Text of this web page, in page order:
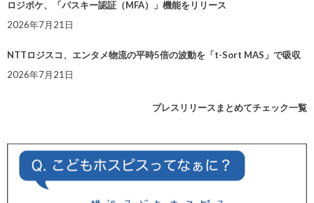
ロジポケ、「パスキー認証（MFA）」機能をリリース
2026年7月21日
NTTロジスコ、エンタメ物流の平時5倍の波動を「t-Sort MAS」で吸収
2026年7月21日
プレスリリースまとめてチェック一覧